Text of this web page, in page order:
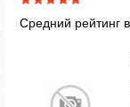
Средний рейтинг